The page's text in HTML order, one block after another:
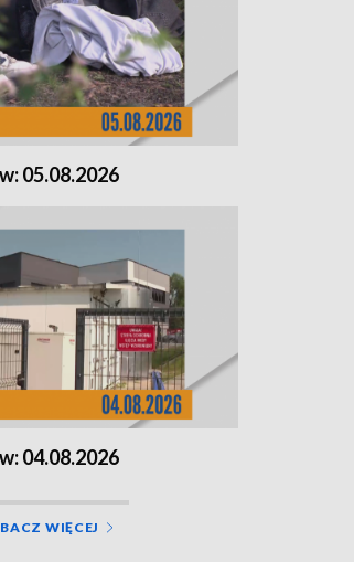
05.08.2026
04.08.2026
WIĘCEJ